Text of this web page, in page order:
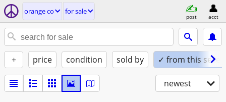
orange co for sale
post acct
+ price condition sold by ✓ from this seller
newest